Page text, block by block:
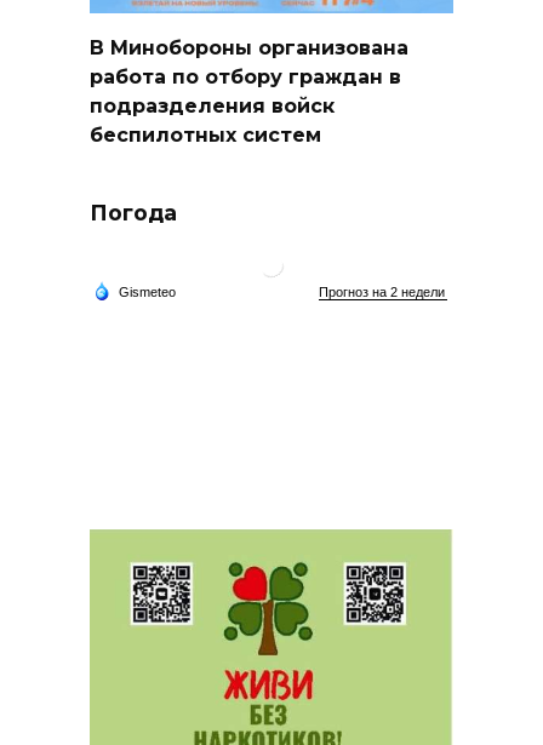
В Минобороны организована
работа по отбору граждан в
подразделения войск
беспилотных систем
Погода